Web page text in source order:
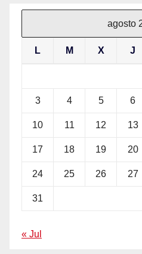
agosto
L M X J
3 4 5 6
10 11 12 13
17 18 19 20
24 25 26 27
31
« Jul